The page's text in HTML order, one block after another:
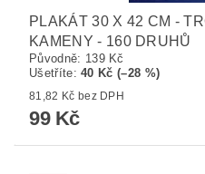
PLAKÁT 30 X 42 CM -
KAMENY - 160 DRUHŮ
Původně: 139 Kč
Ušetříte:40 Kč (–28 %)
81,82 Kč bez DPH
99 Kč